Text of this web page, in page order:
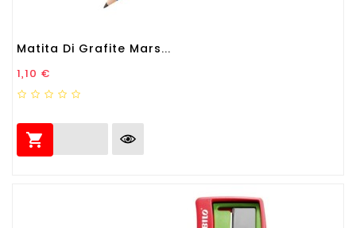
Matita Di Grafite Mars...
Prezzo
1,10 €
